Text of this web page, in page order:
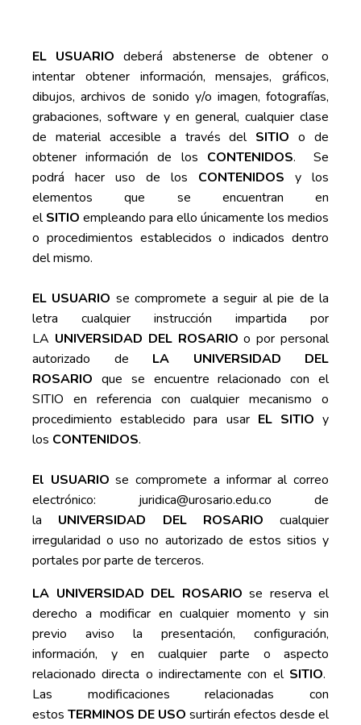
EL USUARIO deberá abstenerse de obtener o
intentar obtener información, mensajes, gráficos,
dibujos, archivos de sonido y/o imagen, fotografías,
grabaciones, software y en general, cualquier clase
de material accesible a través del SITIO o de
obtener información de los CONTENIDOS. Se
podrá hacer uso de los CONTENIDOS y los
elementos que se encuentran en
elSITIO empleando para ello únicamente los medios
o procedimientos establecidos o indicados dentro
del mismo.
EL USUARIO se compromete a seguir al pie de la
letra cualquier instrucción impartida por
LA UNIVERSIDAD DEL ROSARIO o por personal
autorizado de LA UNIVERSIDAD DEL
ROSARIO que se encuentre relacionado con el
SITIO en referencia con cualquier mecanismo o
procedimiento establecido para usar EL SITIO y
los CONTENIDOS.
El USUARIO se compromete a informar al correo
electrónico: juridica@urosario.edu.co de
la UNIVERSIDAD DEL ROSARIO cualquier
irregularidad o uso no autorizado de estos sitios y
portales por parte de terceros.
LA UNIVERSIDAD DEL ROSARIO se reserva el
derecho a modificar en cualquier momento y sin
previo aviso la presentación, configuración,
información, y en cualquier parte o aspecto
relacionado directa o indirectamente con el SITIO.
Las modificaciones relacionadas con
estos TERMINOS DE USO surtirán efectos desde el